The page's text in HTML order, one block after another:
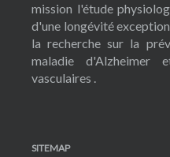
mission l'étude
d'une longévité
la recherche sur la
maladie d'Alzheimer
vasculaires .
SITEMAP